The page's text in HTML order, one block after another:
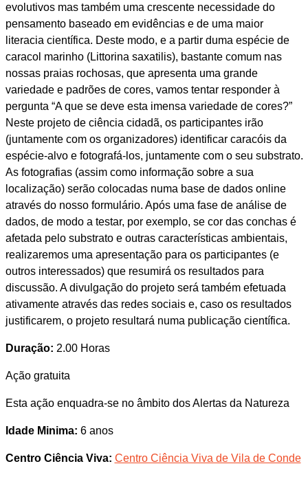
evolutivos mas também uma crescente necessidade do
pensamento baseado em evidências e de uma maior
literacia científica. Deste modo, e a partir duma espécie de
caracol marinho (Littorina saxatilis), bastante comum nas
nossas praias rochosas, que apresenta uma grande
variedade e padrões de cores, vamos tentar responder à
pergunta “A que se deve esta imensa variedade de cores?”
Neste projeto de ciência cidadã, os participantes irão
(juntamente com os organizadores) identificar caracóis da
espécie-alvo e fotografá-los, juntamente com o seu substrato.
As fotografias (assim como informação sobre a sua
localização) serão colocadas numa base de dados online
através do nosso formulário. Após uma fase de análise de
dados, de modo a testar, por exemplo, se cor das conchas é
afetada pelo substrato e outras características ambientais,
realizaremos uma apresentação para os participantes (e
outros interessados) que resumirá os resultados para
discussão. A divulgação do projeto será também efetuada
ativamente através das redes sociais e, caso os resultados
justificarem, o projeto resultará numa publicação científica.
Duração: 2.00 Horas
Ação gratuita
Esta ação enquadra-se no âmbito dos Alertas da Natureza
Idade Minima: 6 anos
Centro Ciência Viva: Centro Ciência Viva de Vila de Conde